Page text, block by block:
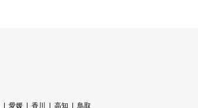
愛媛 香川 高知 鳥取